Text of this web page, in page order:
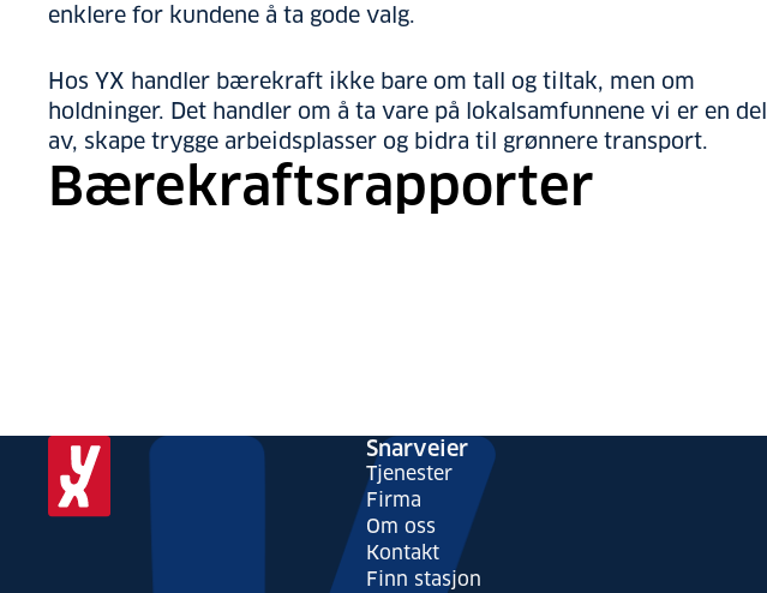
enklere for kundene å ta gode valg.
Hos YX handler bærekraft ikke bare om tall og tiltak, men om
holdninger. Det handler om å ta vare på lokalsamfunnene vi er en del
av, skape trygge arbeidsplasser og bidra til grønnere transport.
Bærekraftsrapporter
Snarveier
Tjenester
Firma
Om oss
Kontakt
Finn stasjon